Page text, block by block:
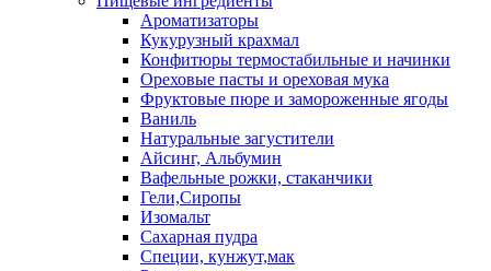
Ароматизаторы
Кукурузный крахмал
Конфитюры термостабильные и начинки
Ореховые пасты и ореховая мука
Фруктовые пюре и замороженные ягоды
Ваниль
Натуральные загустители
Айсинг, Альбумин
Вафельные рожки, стаканчики
Гели,Сиропы
Изомальт
Сахарная пудра
Специи, кунжут,мак